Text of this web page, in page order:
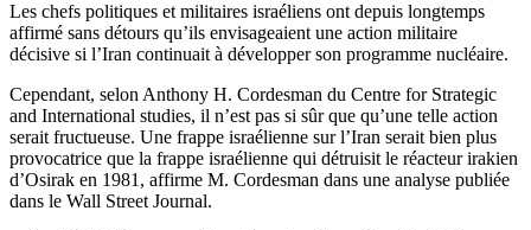
Les chefs politiques et militaires israéliens ont depuis longtemps
affirmé sans détours qu’ils envisageaient une action militaire
décisive si l’Iran continuait à développer son programme nucléaire.
Cependant, selon Anthony H. Cordesman du Centre for Strategic
and International studies, il n’est pas si sûr que qu’une telle action
serait fructueuse. Une frappe israélienne sur l’Iran serait bien plus
provocatrice que la frappe israélienne qui détruisit le réacteur irakien
d’Osirak en 1981, affirme M. Cordesman dans une analyse publiée
dans le Wall Street Journal.